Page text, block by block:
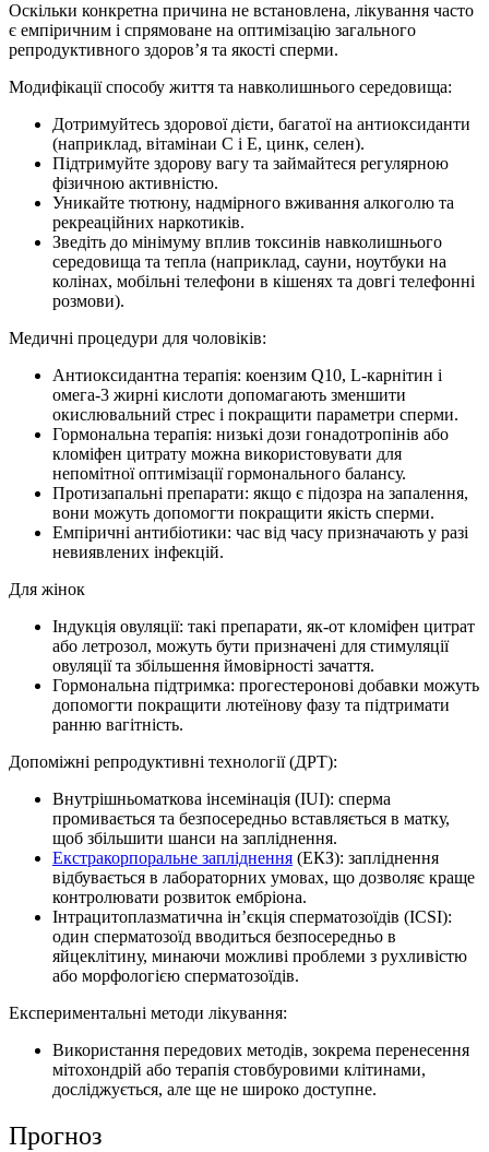
Оскільки конкретна причина не встановлена, лікування часто
є емпіричним і спрямоване на оптимізацію загального
репродуктивного здоров’я та якості сперми.
Модифікації способу життя та навколишнього середовища:
Дотримуйтесь здорової дієти, багатої на антиоксиданти
(наприклад, вітамінаи С і Е, цинк, селен).
Підтримуйте здорову вагу та займайтеся регулярною
фізичною активністю.
Уникайте тютюну, надмірного вживання алкоголю та
рекреаційних наркотиків.
Зведіть до мінімуму вплив токсинів навколишнього
середовища та тепла (наприклад, сауни, ноутбуки на
колінах, мобільні телефони в кішенях та довгі телефонні
розмови).
Медичні процедури для чоловіків:
Антиоксидантна терапія: коензим Q10, L-карнітин і
омега-3 жирні кислоти допомагають зменшити
окислювальний стрес і покращити параметри сперми.
Гормональна терапія: низькі дози гонадотропінів або
кломіфен цитрату можна використовувати для
непомітної оптимізації гормонального балансу.
Протизапальні препарати: якщо є підозра на запалення,
вони можуть допомогти покращити якість сперми.
Емпіричні антибіотики: час від часу призначають у разі
невиявлених інфекцій.
Для жінок
Індукція овуляції: такі препарати, як-от кломіфен цитрат
або летрозол, можуть бути призначені для стимуляції
овуляції та збільшення ймовірності зачаття.
Гормональна підтримка: прогестеронові добавки можуть
допомогти покращити лютеїнову фазу та підтримати
ранню вагітність.
Допоміжні репродуктивні технології (ДРТ):
Внутрішньоматкова інсемінація (IUI): сперма
промивається та безпосередньо вставляється в матку,
щоб збільшити шанси на запліднення.
Екстракорпоральне запліднення (ЕКЗ): запліднення
відбувається в лабораторних умовах, що дозволяє краще
контролювати розвиток ембріона.
Інтрацитоплазматична ін’єкція сперматозоїдів (ICSI):
один сперматозоїд вводиться безпосередньо в
яйцеклітину, минаючи можливі проблеми з рухливістю
або морфологією сперматозоїдів.
Експериментальні методи лікування:
Використання передових методів, зокрема перенесення
мітохондрій або терапія стовбуровими клітинами,
досліджується, але ще не широко доступне.
Прогноз